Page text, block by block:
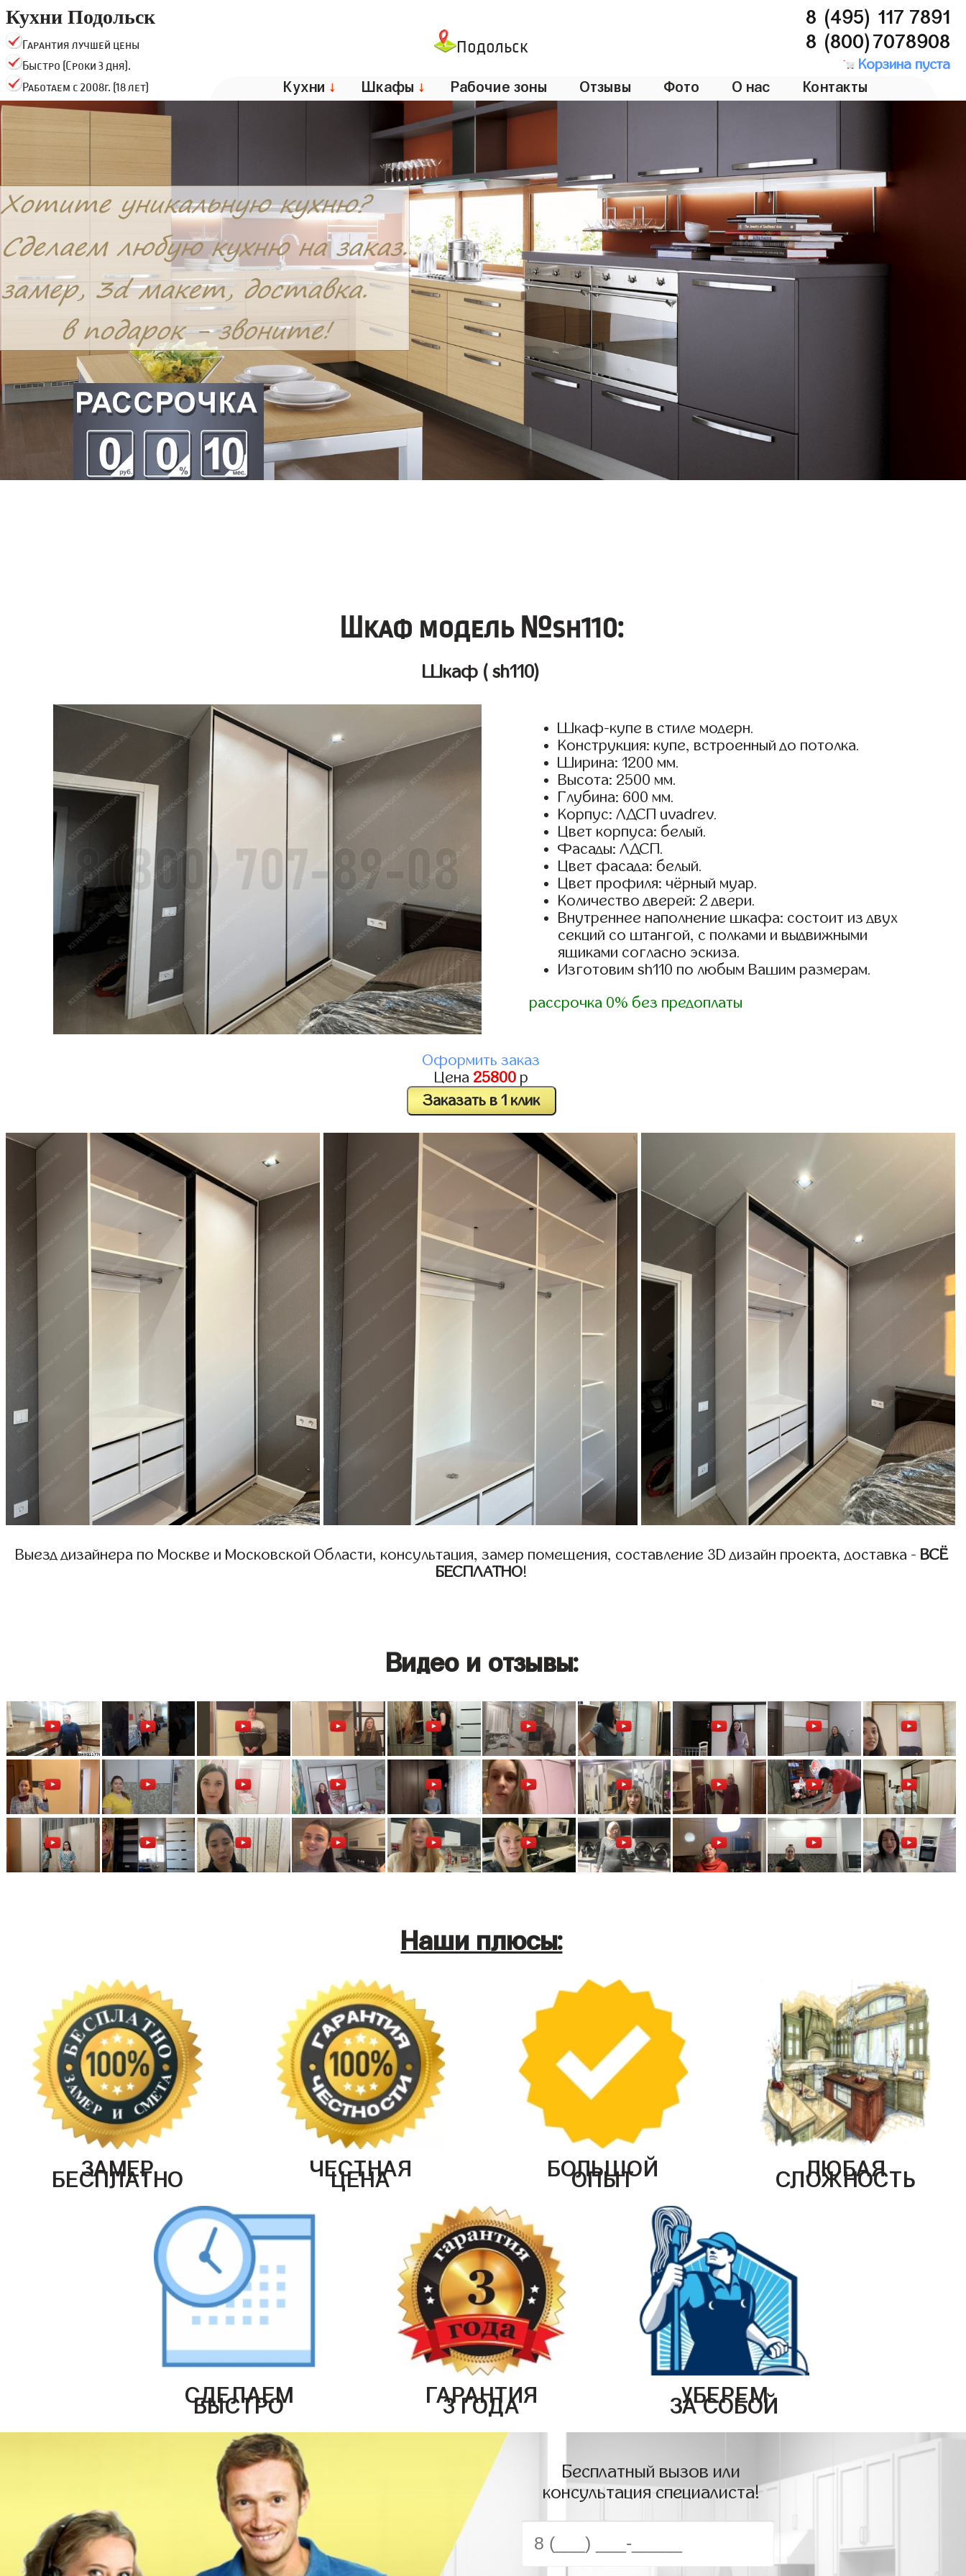
Кухни Подольск
Гарантия лучшей цены
Быстро (Сроки 3 дня).
Работаем с 2008г. (18 лет)
Подольск
8 (495) 117 7891
8 (800)7078908
Корзина пуста
Кухни ↓ Шкафы ↓ Рабочие зоны Отзывы Фото О нас Контакты
Шкаф модель №sh110:
Шкаф ( sh110)
Шкаф-купе в стиле модерн.
Конструкция: купе, встроенный до потолка.
Ширина: 1200 мм.
Высота: 2500 мм.
Глубина: 600 мм.
Корпус: ЛДСП uvadrev.
Цвет корпуса: белый.
Фасады: ЛДСП.
Цвет фасада: белый.
Цвет профиля: чёрный муар.
Количество дверей: 2 двери.
Внутреннее наполнение шкафа: состоит из двух
секций со штангой, с полками и выдвижными
ящиками согласно эскиза.
Изготовим sh110 по любым Вашим размерам.
рассрочка 0% без предоплаты
Оформить заказ
Цена 25800 р
Заказать в 1 клик
Выезд дизайнера по Москве и Московской Области, консультация, замер помещения, составление 3D дизайн проекта, доставка - ВСЁ
БЕСПЛАТНО!
Видео и отзывы:
Наши плюсы:
ЗАМЕР
БЕСПЛАТНО ЧЕСТНАЯ
ЦЕНА БОЛЬШОЙ
ОПЫТ ЛЮБАЯ
СЛОЖНОСТЬ
СДЕЛАЕМ
БЫСТРО ГАРАНТИЯ
3 ГОДА УБЕРЕМ
ЗА СОБОЙ
Бесплатный вызов или
консультация специалиста!